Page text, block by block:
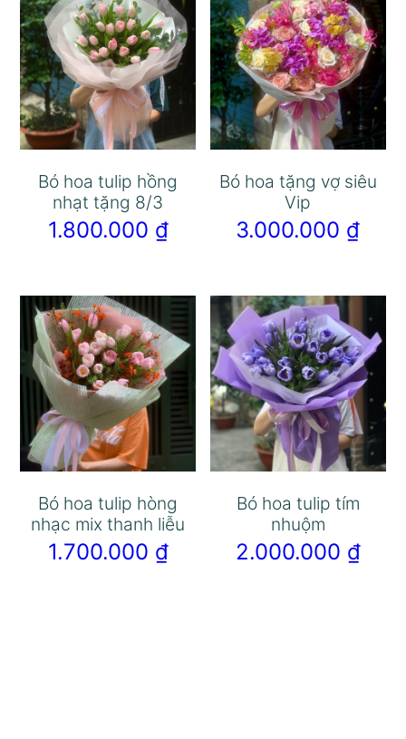
Bó hoa tulip hồng
nhạt tặng 8/3
1.800.000 ₫
Bó hoa tặng vợ siêu
Vip
3.000.000 ₫
Bó hoa tulip hòng
nhạc mix thanh liễu
1.700.000 ₫
Bó hoa tulip tím
nhuộm
2.000.000 ₫